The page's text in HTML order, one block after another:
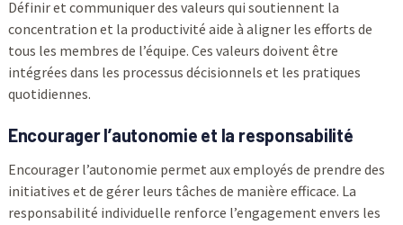
Définir et communiquer des valeurs qui soutiennent la
concentration et la productivité aide à aligner les efforts de
tous les membres de l’équipe. Ces valeurs doivent être
intégrées dans les processus décisionnels et les pratiques
quotidiennes.
Encourager l’autonomie et la responsabilité
Encourager l’autonomie permet aux employés de prendre des
initiatives et de gérer leurs tâches de manière efficace. La
responsabilité individuelle renforce l’engagement envers les